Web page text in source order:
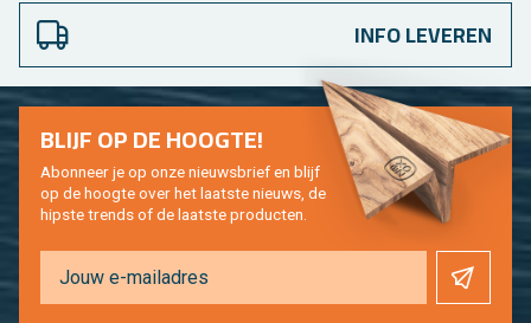
INFO LEVEREN
BLIJF OP DE HOOG­TE!
Abon­neer je op onze nieuws­brief en blijf
op de hoog­te over het laat­ste nieuws, de
hip­s­te trends of de laat­ste pro­duc­ten.